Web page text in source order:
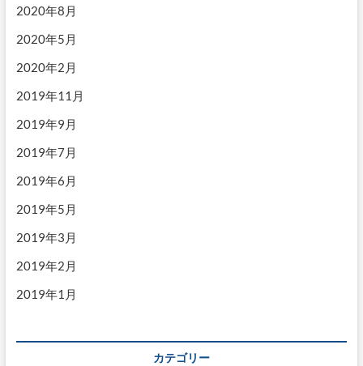
2020年8月
2020年5月
2020年2月
2019年11月
2019年9月
2019年7月
2019年6月
2019年5月
2019年3月
2019年2月
2019年1月
カテゴリー